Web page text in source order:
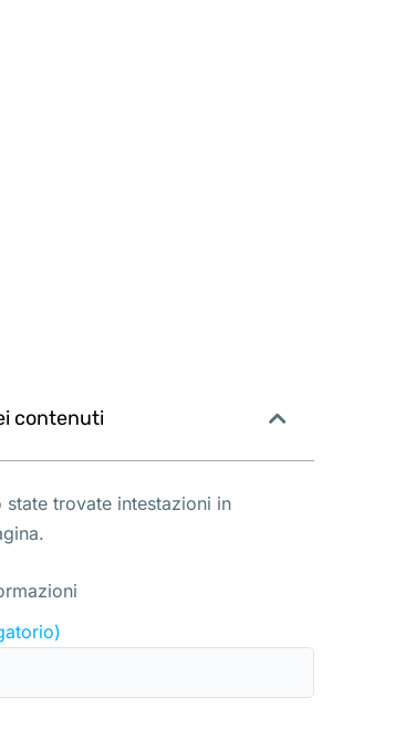
contenuti
state trovate intestazioni in